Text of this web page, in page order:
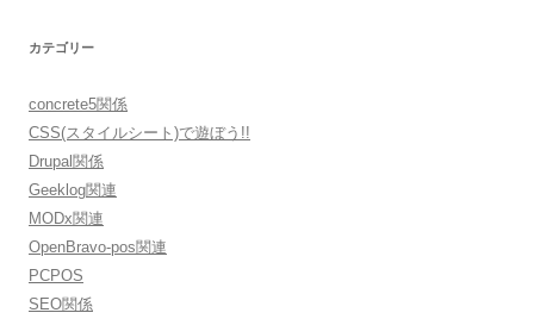
カテゴリー
concrete5関係
CSS(スタイルシート)で遊ぼう!!
Drupal関係
Geeklog関連
MODx関連
OpenBravo-pos関連
PCPOS
SEO関係